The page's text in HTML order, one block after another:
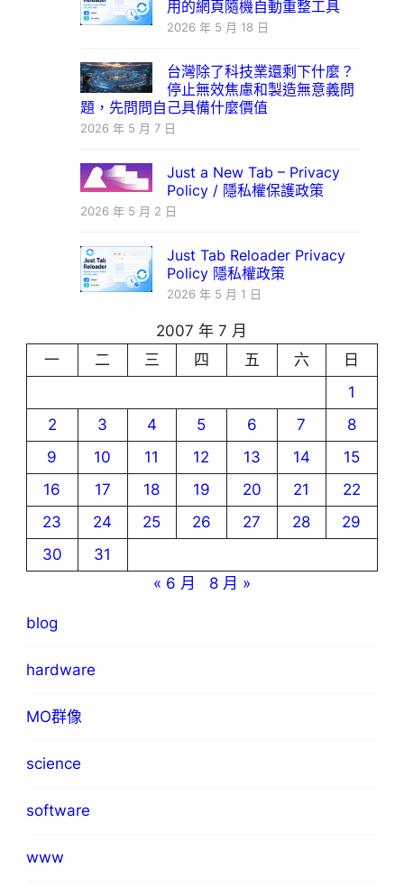
用的網頁隨機自動重整工具
2026 年 5 月 18 日
台灣除了科技業還剩下什麼？
停止無效焦慮和製造無意義問
題，先問問自己具備什麼價值
2026 年 5 月 7 日
Just a New Tab – Privacy
Policy / 隱私權保護政策
2026 年 5 月 2 日
Just Tab Reloader Privacy
Policy 隱私權政策
2026 年 5 月 1 日
2007 年 7 月
一
二 三 四 五 六
日
1
2
3 4 5 6 7
8
9
10 11 12 13 14
15
16
17 18 19 20 21
22
23
24 25 26 27 28
29
30
31
« 6 月
8 月 »
blog
hardware
MO群像
science
software
www